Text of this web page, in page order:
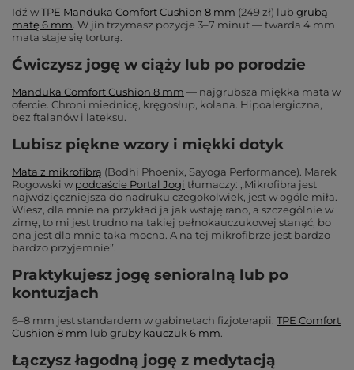
Idź wTPE Manduka Comfort Cushion 8 mm (249 zł) lub grubą
matę 6 mm. W jin trzymasz pozycje 3–7 minut — twarda 4 mm
mata staje się torturą.
Ćwiczysz jogę w ciąży lub po porodzie
Manduka Comfort Cushion 8 mm — najgrubsza miękka mata w
ofercie. Chroni miednicę, kręgosłup, kolana. Hipoalergiczna,
bez ftalanów i lateksu.
Lubisz piękne wzory i miękki dotyk
Mata z mikrofibrą (Bodhi Phoenix, Sayoga Performance). Marek
Rogowski w podcaście Portal Jogi tłumaczy: „Mikrofibra jest
najwdzięczniejsza do nadruku czegokolwiek, jest w ogóle miła.
Wiesz, dla mnie na przykład ja jak wstaję rano, a szczególnie w
zimę, to mi jest trudno na takiej pełnokauczukowej stanąć, bo
ona jest dla mnie taka mocna. A na tej mikrofibrze jest bardzo
bardzo przyjemnie”.
Praktykujesz jogę senioralną lub po
kontuzjach
6–8 mm jest standardem w gabinetach fizjoterapii. TPE Comfort
Cushion 8 mm lub gruby kauczuk 6 mm.
Łączysz łagodną jogę z medytacją